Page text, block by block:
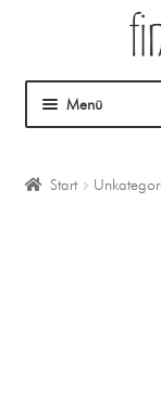
Menü
Start